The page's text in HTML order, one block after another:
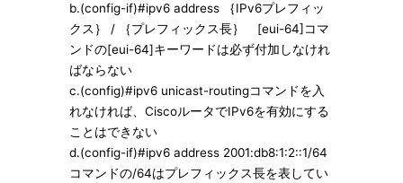
b.(config-if)#ipv6 address ｛IPv6プレフィッ
クス｝ / ｛プレフィックス長｝ [eui-64]コマ
ンドの[eui-64]キーワードは必ず付加しなけれ
ばならない
c.(config)#ipv6 unicast-routingコマンドを入
れなければ、CiscoルータでIPv6を有効にする
ことはできない
d.(config-if)#ipv6 address 2001:db8:1:2::1/64
コマンドの/64はプレフィックス長を表してい